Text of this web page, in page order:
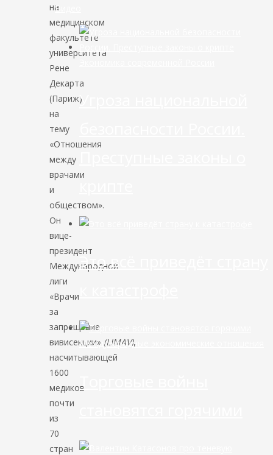
на
медицинском
факультете
университета
Рене
Декарта
(Париж)
на
тему
«Отношения
между
врачами
и
обществом».
Он
вице-
президент
Международной
лиги
«Врачи
за
запрещение
вивисекции» (LIMAV),
насчитывающей
1600
медиков
почти
из
70
стран
Видео
Угроза национальной
Это всё приведёт страну
Международные экономические отношения
Торговые войны